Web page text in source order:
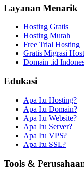
Layanan Menarik
Hosting Gratis
Hosting Murah
Free Trial Hosting
Gratis Migrasi
Domain .id
Edukasi
Apa Itu Hosting?
Apa Itu Domain?
Apa Itu Website?
Apa Itu Server?
Apa Itu VPS?
Apa Itu SSL?
Tools &